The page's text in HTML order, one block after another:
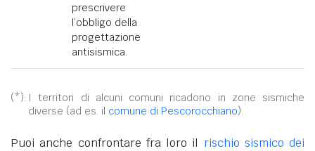
prescrivere
l’obbligo della
progettazione
antisismica.
(*): I territori di alcuni comuni ricadono in zone sismiche
diverse (ad es. il comune di Pescorocchiano).
Puoi anche confrontare fra loro il rischio sismico dei